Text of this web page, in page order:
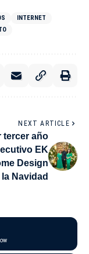
INTERNET
NEXT ARTICLE
tercer año
EK
Design
Navidad